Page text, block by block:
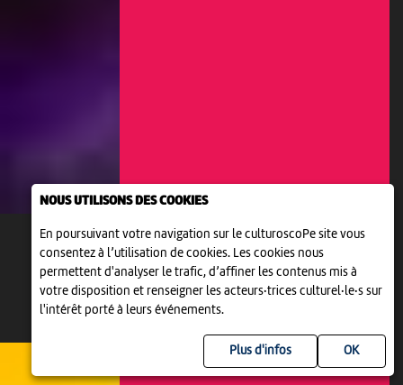
NOUS UTILISONS DES COOKIES
En poursuivant votre navigation sur le culturoscoPe site vous
consentez à l’utilisation de cookies. Les cookies nous
permettent d'analyser le trafic, d’affiner les contenus mis à
votre disposition et renseigner les acteurs·trices culturel·le·s sur
l'intérêt porté à leurs événements.
Plus d'infos